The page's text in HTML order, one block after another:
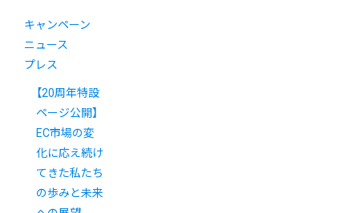
キャンペーン
ニュース
プレス
【20周年特設
ページ公開】
EC市場の変
化に応え続け
てきた私たち
の歩みと未来